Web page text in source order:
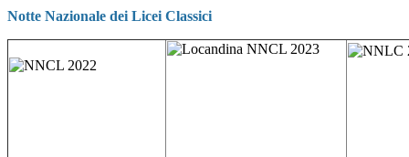
Notte Nazionale dei Licei Classici